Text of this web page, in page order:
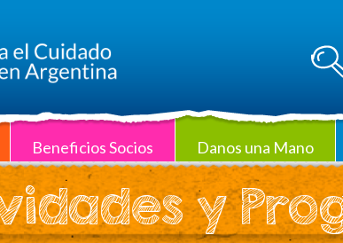
Beneficios Socios Danos una Mano
y